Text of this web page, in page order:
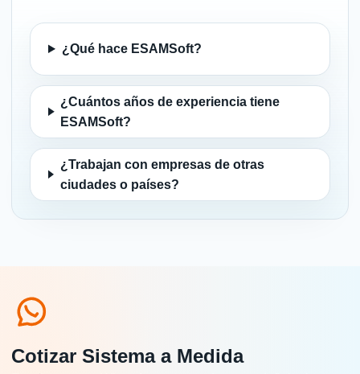
¿Qué hace ESAMSoft?
¿Cuántos años de experiencia tiene
ESAMSoft?
¿Trabajan con empresas de otras
ciudades o países?
Cotizar Sistema a Medida